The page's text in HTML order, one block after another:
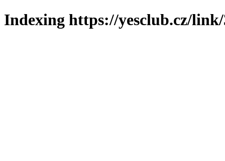
Indexing https://yesclub.cz/link/